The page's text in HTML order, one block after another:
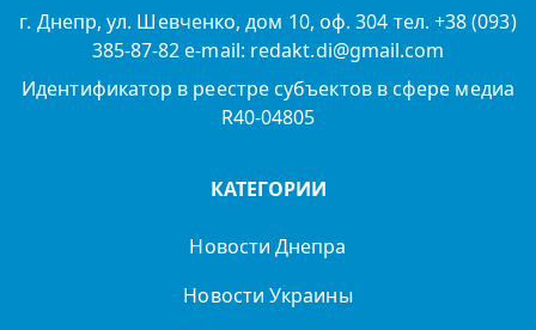
г. Днепр, ул. Шевченко, дом 10, оф. 304 тел. +38 (093)
385-87-82 e-mail: redakt.di@gmail.com
Идентификатор в реестре субъектов в сфере медиа
R40-04805
КАТЕГОРИИ
Новости Днепра
Новости Украины